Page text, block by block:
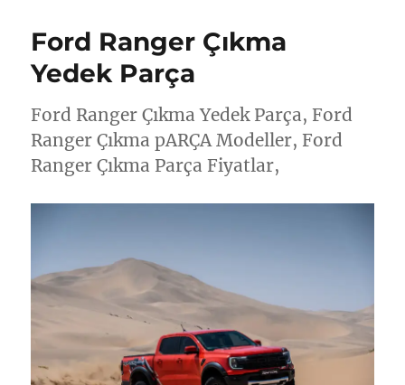
k
Parça
Ankara
için
Ford Ranger Çıkma
Yedek Parça
Ford Ranger Çıkma Yedek Parça, Ford
Ranger Çıkma pARÇA Modeller, Ford
Ranger Çıkma Parça Fiyatlar,